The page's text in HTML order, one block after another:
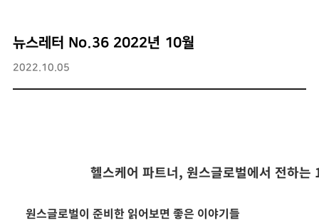
뉴스레터 No.36 2022년 10월
2022.10.05
헬스케어 파트너, 원스글로벌에서 전하는
원스글로벌이 준비한 읽어보면 좋은 이야기들